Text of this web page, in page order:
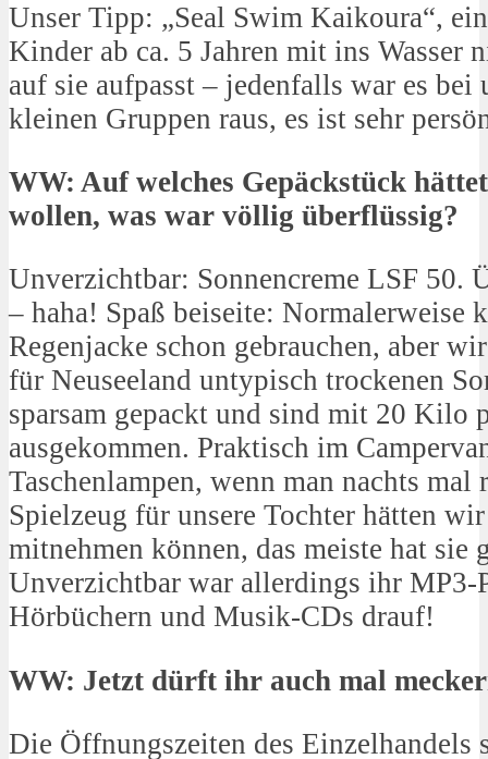
Unser Tipp: „Seal Swim Kaikoura“,
Kinder ab ca. 5 Jahren mit ins Wasser
auf sie aufpasst – jedenfalls war es
kleinen Gruppen raus, es ist sehr
WW: Auf welches Gepäckstück
wollen, was war völlig überflüssig?
Unverzichtbar: Sonnencreme LSF 50.
– haha! Spaß beiseite: Normalerweise
Regenjacke schon gebrauchen, aber
für Neuseeland untypisch trockenen
sparsam gepackt und sind mit 20 Kilo
ausgekommen. Praktisch im
Taschenlampen, wenn man nachts mal
Spielzeug für unsere Tochter hätten
mitnehmen können, das meiste hat sie
Unverzichtbar war allerdings ihr
Hörbüchern und Musik-CDs drauf!
WW: Jetzt dürft ihr auch mal
Die Öffnungszeiten des Einzelhandels